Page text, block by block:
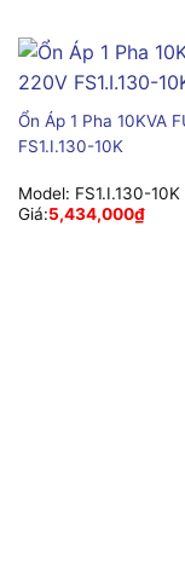
Ổn Áp 1 Pha 10KVA
FS1.I.130-10K
Model: FS1.I.130-10K
Giá:5,434,000₫